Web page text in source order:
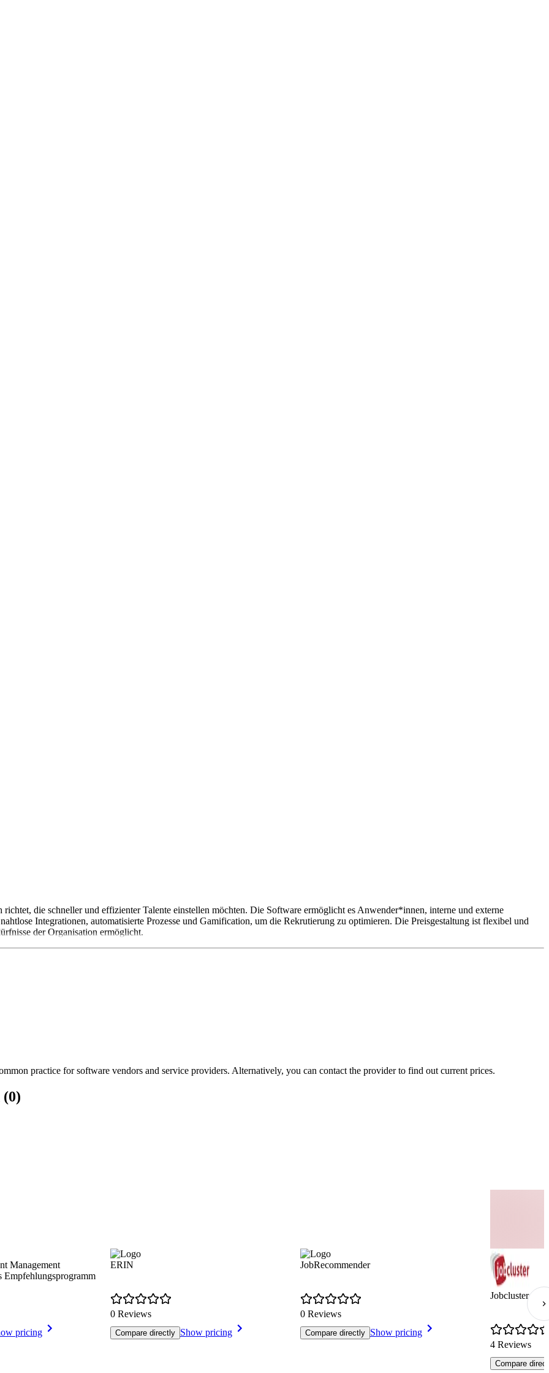
die schneller und effizienter Talente einstellen möchten. Die Software ermöglicht es Anwender*innen, interne und externe
Integrationen, automatisierte Prozesse und Gamification, um die Rekrutierung zu optimieren. Die Preisgestaltung ist flexibel und
der Organisation ermöglicht.
practice for software vendors and service providers. Alternatively, you can contact the provider to find out current prices.
Management
pricing
ERIN
0 Reviews
Compare directly Show pricing
JobRecommender
0 Reviews
Compare directly Show pricing
Jobcluster
4 Reviews
Compare